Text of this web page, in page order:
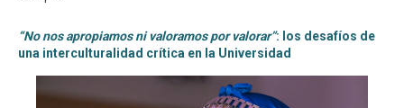
“No nos apropiamos ni valoramos por valorar”: los desafíos de
una interculturalidad crítica en la Universidad